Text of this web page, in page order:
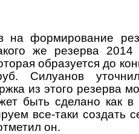
на формирование
же резерва
образуется до
Силуанов
из этого резерва
быть сделано как в
все-таки создать
он.